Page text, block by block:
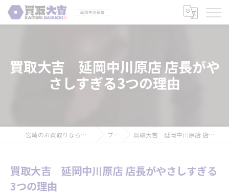
買取大吉 延岡中川原店 店長がや
さしすぎる3つの理由
宮崎のお買取りなら買取大吉 延岡中川原店 ブログ 買取大吉 延岡中川原店 店長がやさしすぎる3つの理由
買取大吉 延岡中川原店 店長がやさしすぎる
3つの理由